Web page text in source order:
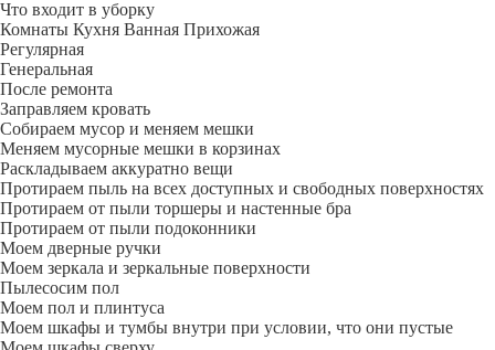
Что входит в уборку
Регу­лярная
Гене­ральная
После ремонта
Заправляем кровать
Собираем мусор и меняем мешки
Меняем мусорные мешки в корзинах
Раскладываем аккуратно вещи
Протираем пыль на всех доступных и свободных поверхностях
Протираем от пыли торшеры и настенные бра
Протираем от пыли подоконники
Моем дверные ручки
Моем зеркала и зеркальные поверхности
Пылесосим пол
Моем пол и плинтуса
Моем шкафы и тумбы внутри при условии, что они пустые